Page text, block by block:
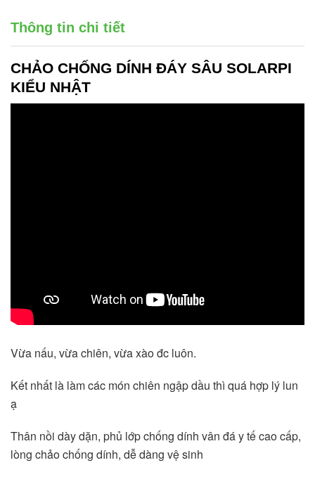
Thông tin chi tiết
CHẢO CHỐNG DÍNH ĐÁY SÂU SOLARPI
KIỂU NHẬT
Vừa nấu, vừa chiên, vừa xào đc luôn.
Kết nhất là làm các món chiên ngập dầu thì quá hợp lý lun
ạ
Thân nồi dày dặn, phủ lớp chống dính vân đá y tế cao cấp,
lòng chảo chống dính, dễ dàng vệ sinh